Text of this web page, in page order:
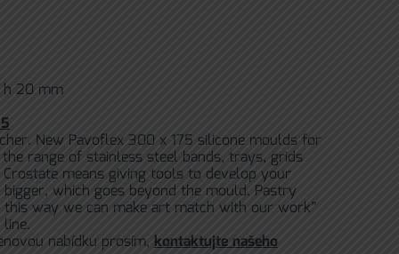
h 20 mm
New Pavoflex 300 x 175 silicone moulds for
range of stainless steel bands, trays, grids
means giving tools to develop your
which goes beyond the mould. Pastry
way we can make art match with our work”
nabídku prosím,kontaktujte našeho